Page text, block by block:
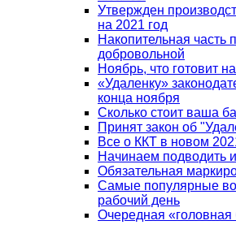
Утвержден
на 2021 год
Накопительная часть
добровольной
Ноябрь, что готовит
«Удаленку»
конца ноября
Сколько стоит ваша
Принят закон об
Все о ККТ в новом
Начинаем подводить
Обязательная
Самые популярные
рабочий день
Очередная